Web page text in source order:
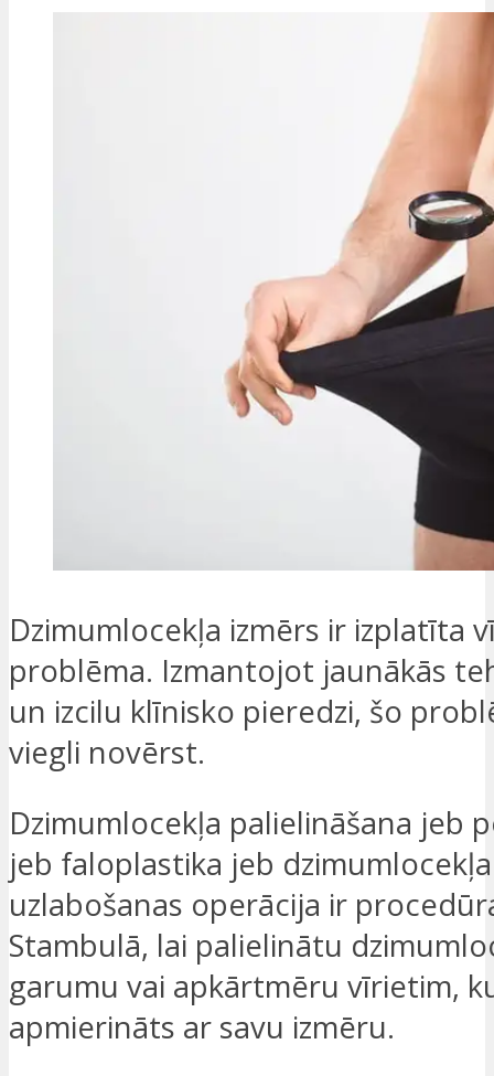
Dzimumlocekļa izmērs ir izplatīta
problēma. Izmantojot jaunākās
un izcilu klīnisko pieredzi, šo
viegli novērst.
Dzimumlocekļa palielināšana jeb
jeb faloplastika jeb dzimumlocekļa
uzlabošanas operācija ir
Stambulā, lai palielinātu
garumu vai apkārtmēru vīrietim,
apmierināts ar savu izmēru.